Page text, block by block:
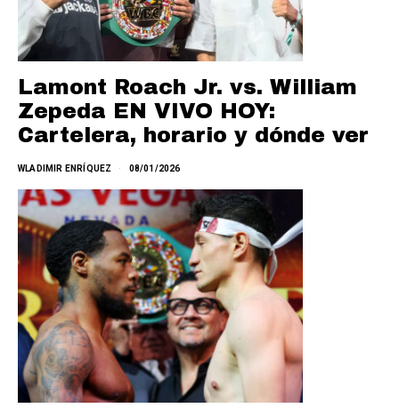
Lamont Roach Jr. vs. William
Zepeda EN VIVO HOY:
Cartelera, horario y dónde ver
WLADIMIR ENRÍQUEZ 08/01/2026